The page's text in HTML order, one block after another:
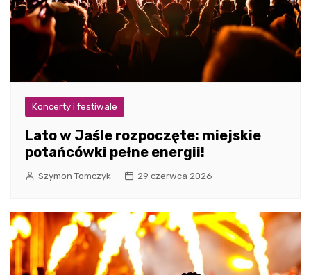
Koncerty i festiwale
Lato w Jaśle rozpoczęte: miejskie
potańcówki pełne energii!
Szymon Tomczyk 29 czerwca 2026